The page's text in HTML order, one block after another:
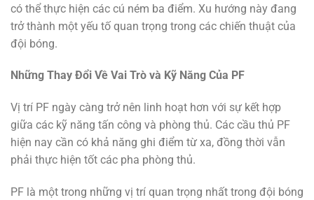
có thể thực hiện các cú ném ba điểm. Xu hướng này đang
trở thành một yếu tố quan trọng trong các chiến thuật của
đội bóng.
Những Thay Đổi Về Vai Trò và Kỹ Năng Của PF
Vị trí PF ngày càng trở nên linh hoạt hơn với sự kết hợp
giữa các kỹ năng tấn công và phòng thủ. Các cầu thủ PF
hiện nay cần có khả năng ghi điểm từ xa, đồng thời vẫn
phải thực hiện tốt các pha phòng thủ.
PF là một trong những vị trí quan trọng nhất trong đội bóng